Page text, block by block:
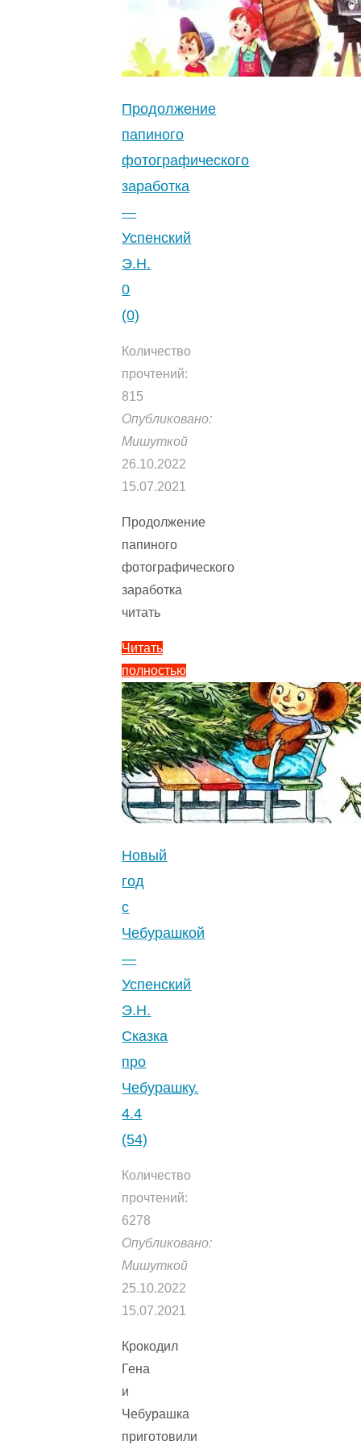
Продолжение
папиного
фотографического
заработка
—
Успенский
Э.Н.
0
(0)
Количество
прочтений:
815
Опубликовано:
Мишуткой
26.10.2022
15.07.2021
Продолжение
папиного
фотографического
заработка
читать
Читать
полностью
"Продолжение
папиного
фотографического
заработка
—
Успенский
Э.Н.
0Новый
год
с
Чебурашкой
—
Успенский
Э.Н.
Сказка
про
Чебурашку.
4.4
(54)
Количество
прочтений:
6278
Опубликовано:
Мишуткой
25.10.2022
15.07.2021
Крокодил
Гена
и
Чебурашка
приготовили